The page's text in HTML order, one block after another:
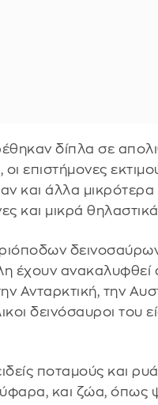
δίπλα σε
επιστήμονες
και άλλα
και μικρά
έχουν ανακαλυφθεί
Ανταρκτική, την
δεινόσαυροι του
ποταμούς και
και ζώα, όπως